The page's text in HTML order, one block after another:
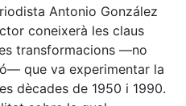
Antonio González
coneixerà les claus
transformacions —no
que va experimentar la
dècades de 1950 i 1990.